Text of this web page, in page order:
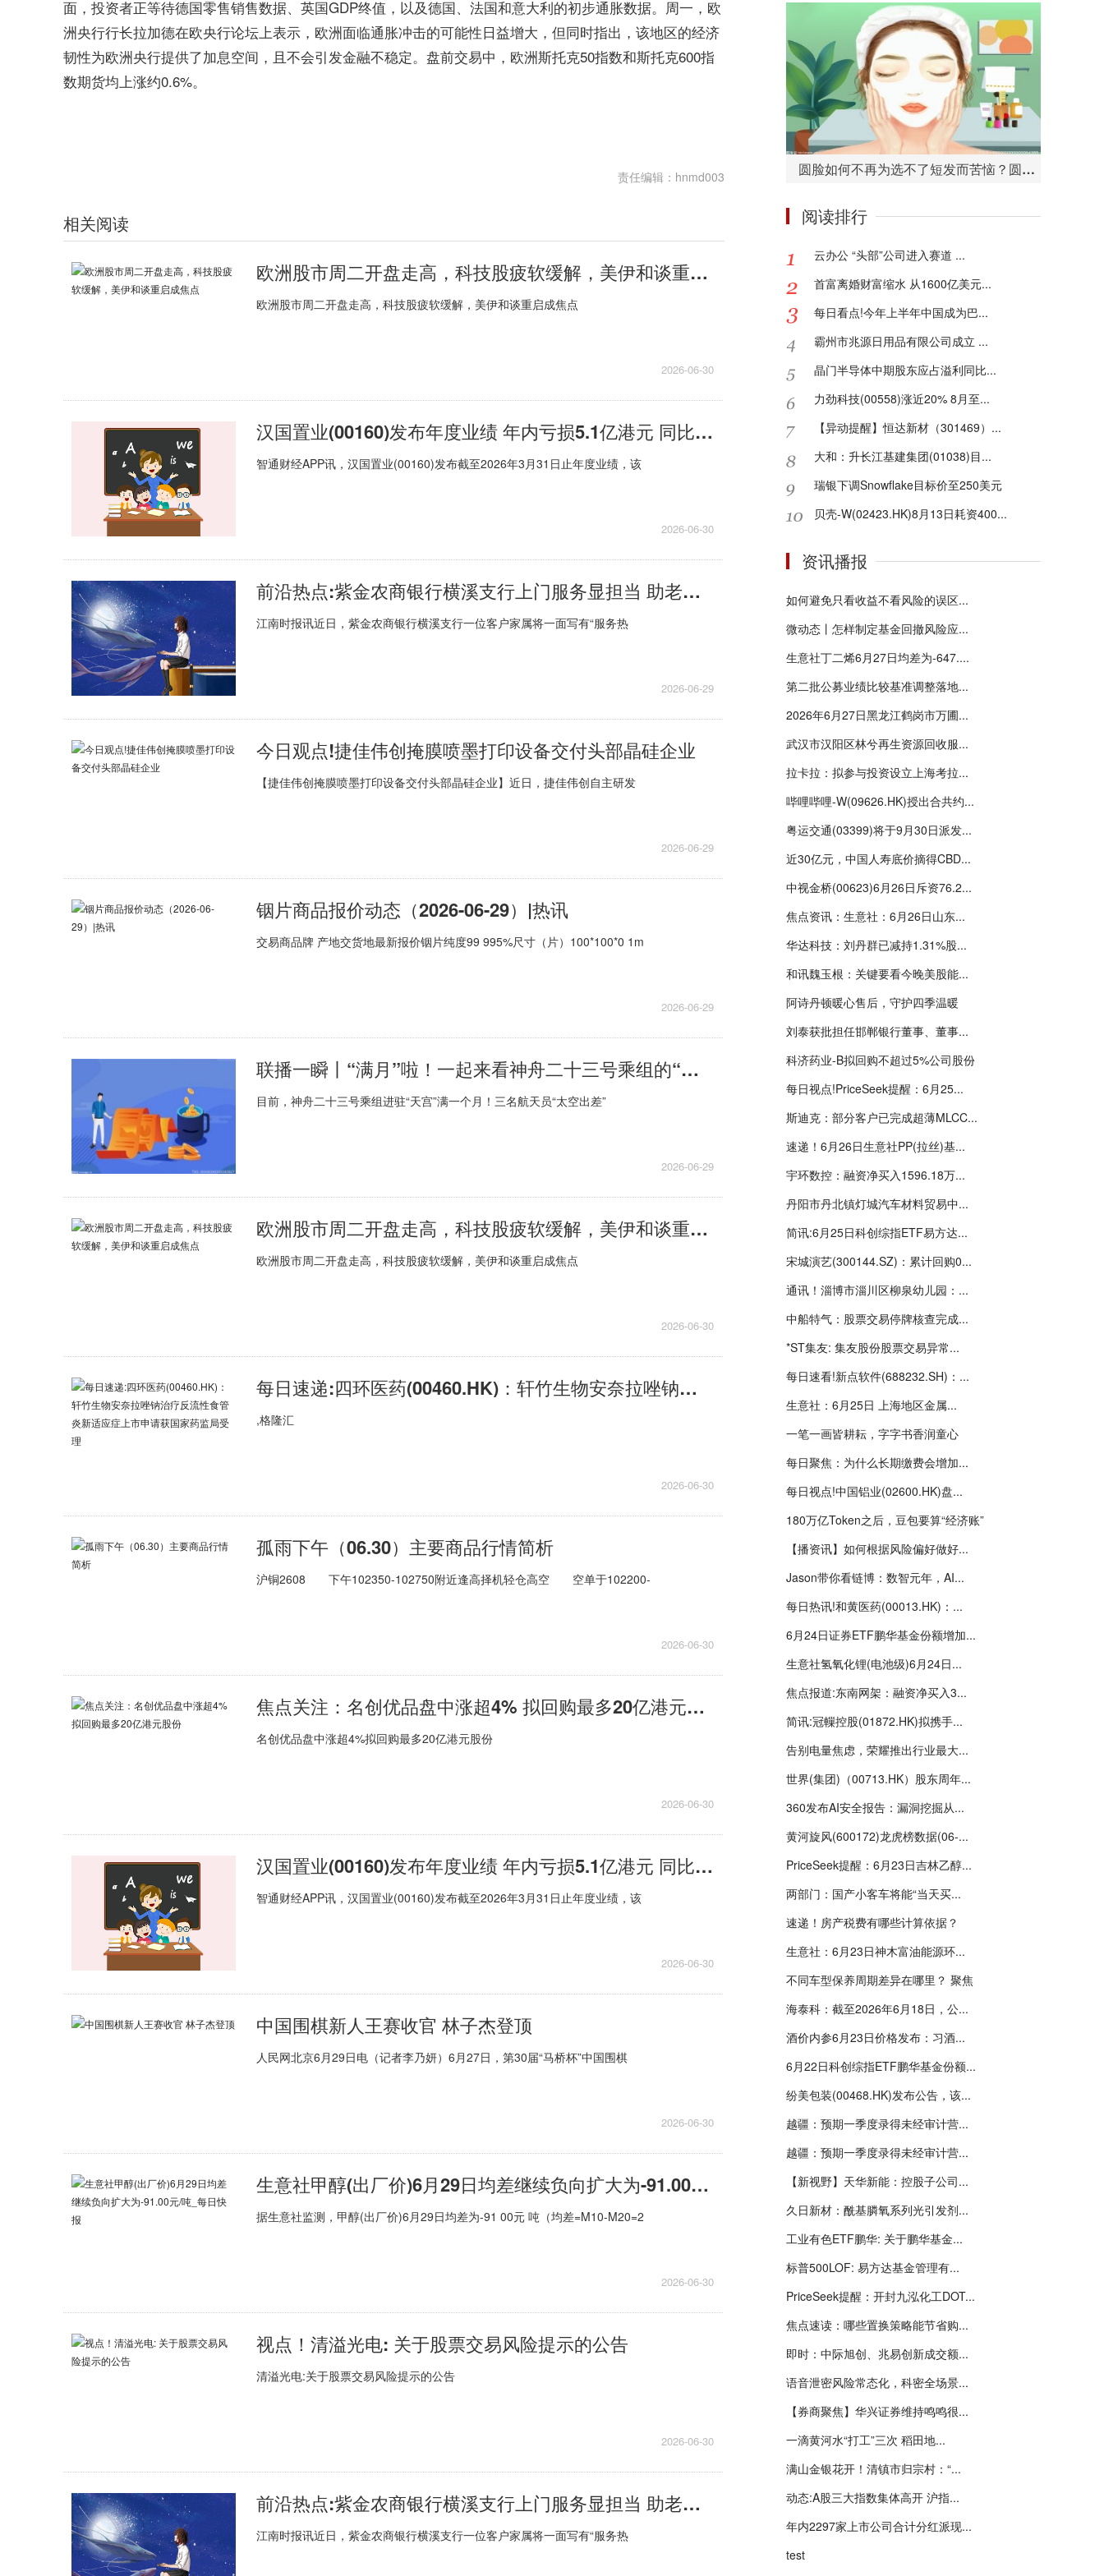
面，投资者正等待德国零售销售数据、英国GDP终值，以及德国、法国和意大利的初步通胀数据。周一，欧
洲央行行长拉加德在欧央行论坛上表示，欧洲面临通胀冲击的可能性日益增大，但同时指出，该地区的经济
韧性为欧洲央行提供了加息空间，且不会引发金融不稳定。盘前交易中，欧洲斯托克50指数和斯托克600指
数期货均上涨约0.6%。
责任编辑：hnmd003
相关阅读
欧洲股市周二开盘走高，科技股疲软缓解，美伊和谈重启成焦点
欧洲股市周二开盘走高，科技股疲软缓解，美伊和谈重启成焦点
2026-06-30
汉国置业(00160)发布年度业绩 年内亏损5.1亿港元 同比收窄16.34%
智通财经APP讯，汉国置业(00160)发布截至2026年3月31日止年度业绩，该
2026-06-30
前沿热点:紫金农商银行横溪支行上门服务显担当 助老便民获锦旗
江南时报讯近日，紫金农商银行横溪支行一位客户家属将一面写有“服务热
2026-06-29
今日观点!捷佳伟创掩膜喷墨打印设备交付头部晶硅企业
【捷佳伟创掩膜喷墨打印设备交付头部晶硅企业】近日，捷佳伟创自主研发
2026-06-29
铟片商品报价动态（2026-06-29）|热讯
交易商品牌 产地交货地最新报价铟片纯度99 995%尺寸（片）100*100*0 1m
2026-06-29
联播一瞬丨“满月”啦！一起来看神舟二十三号乘组的“天宫Vlog”
目前，神舟二十三号乘组进驻“天宫”满一个月！三名航天员“太空出差”
2026-06-29
欧洲股市周二开盘走高，科技股疲软缓解，美伊和谈重启成焦点
欧洲股市周二开盘走高，科技股疲软缓解，美伊和谈重启成焦点
2026-06-30
每日速递:四环医药(00460.HK)：轩竹生物安奈拉唑钠治疗反流性食管炎新适应症上市申请获国家药监局受理
,格隆汇
2026-06-30
孤雨下午（06.30）主要商品行情简析
沪铜2608 下午102350-102750附近逢高择机轻仓高空 空单于102200-
2026-06-30
焦点关注：名创优品盘中涨超4% 拟回购最多20亿港元股份
名创优品盘中涨超4%拟回购最多20亿港元股份
2026-06-30
汉国置业(00160)发布年度业绩 年内亏损5.1亿港元 同比收窄16.34%
智通财经APP讯，汉国置业(00160)发布截至2026年3月31日止年度业绩，该
2026-06-30
中国围棋新人王赛收官 林子杰登顶
人民网北京6月29日电（记者李乃妍）6月27日，第30届“马桥杯”中国围棋
2026-06-30
生意社甲醇(出厂价)6月29日均差继续负向扩大为-91.00元/吨_每日快报
据生意社监测，甲醇(出厂价)6月29日均差为-91 00元 吨（均差=M10-M20=2
2026-06-30
视点！清溢光电: 关于股票交易风险提示的公告
清溢光电:关于股票交易风险提示的公告
2026-06-30
前沿热点:紫金农商银行横溪支行上门服务显担当 助老便民获锦旗
江南时报讯近日，紫金农商银行横溪支行一位客户家属将一面写有“服务热
圆脸如何不再为选不了短发而苦恼？圆脸适合的短发造型有哪些？
阅读排行
云办公 “头部”公司进入赛道 ...
首富离婚财富缩水 从1600亿美元...
每日看点!今年上半年中国成为巴...
霸州市兆源日用品有限公司成立 ...
晶门半导体中期股东应占溢利同比...
力劲科技(00558)涨近20% 8月至...
【异动提醒】恒达新材（301469）...
大和：升长江基建集团(01038)目...
瑞银下调Snowflake目标价至250美元
贝壳-W(02423.HK)8月13日耗资400...
资讯播报
如何避免只看收益不看风险的误区...
微动态丨怎样制定基金回撤风险应...
生意社丁二烯6月27日均差为-647....
第二批公募业绩比较基准调整落地...
2026年6月27日黑龙江鹤岗市万圃...
武汉市汉阳区林兮再生资源回收服...
拉卡拉：拟参与投资设立上海考拉...
哔哩哔哩-W(09626.HK)授出合共约...
粤运交通(03399)将于9月30日派发...
近30亿元，中国人寿底价摘得CBD...
中视金桥(00623)6月26日斥资76.2...
焦点资讯：生意社：6月26日山东...
华达科技：刘丹群已减持1.31%股...
和讯魏玉根：关键要看今晚美股能...
阿诗丹顿暖心售后，守护四季温暖
刘泰获批担任邯郸银行董事、董事...
科济药业-B拟回购不超过5%公司股份
每日视点!PriceSeek提醒：6月25...
斯迪克：部分客户已完成超薄MLCC...
速递！6月26日生意社PP(拉丝)基...
宇环数控：融资净买入1596.18万...
丹阳市丹北镇灯城汽车材料贸易中...
简讯:6月25日科创综指ETF易方达...
宋城演艺(300144.SZ)：累计回购0...
通讯！淄博市淄川区柳泉幼儿园：...
中船特气：股票交易停牌核查完成...
*ST集友: 集友股份股票交易异常...
每日速看!新点软件(688232.SH)：...
生意社：6月25日 上海地区金属...
一笔一画皆耕耘，字字书香润童心
每日聚焦：为什么长期缴费会增加...
每日视点!中国铝业(02600.HK)盘...
180万亿Token之后，豆包要算“经济账”
【播资讯】如何根据风险偏好做好...
Jason带你看链博：数智元年，AI...
每日热讯!和黄医药(00013.HK)：...
6月24日证券ETF鹏华基金份额增加...
生意社氢氧化锂(电池级)6月24日...
焦点报道:东南网架：融资净买入3...
简讯:冠轈控股(01872.HK)拟携手...
告别电量焦虑，荣耀推出行业最大...
世界(集团)（00713.HK）股东周年...
360发布AI安全报告：漏洞挖掘从...
黄河旋风(600172)龙虎榜数据(06-...
PriceSeek提醒：6月23日吉林乙醇...
两部门：国产小客车将能“当天买...
速递！房产税费有哪些计算依据？
生意社：6月23日神木富油能源环...
不同车型保养周期差异在哪里？ 聚焦
海泰科：截至2026年6月18日，公...
酒价内参6月23日价格发布：习酒...
6月22日科创综指ETF鹏华基金份额...
纷美包装(00468.HK)发布公告，该...
越疆：预期一季度录得未经审计营...
越疆：预期一季度录得未经审计营...
【新视野】天华新能：控股子公司...
久日新材：酰基膦氧系列光引发剂...
工业有色ETF鹏华: 关于鹏华基金...
标普500LOF: 易方达基金管理有...
PriceSeek提醒：开封九泓化工DOT...
焦点速读：哪些置换策略能节省购...
即时：中际旭创、兆易创新成交额...
语音泄密风险常态化，科密全场景...
【券商聚焦】华兴证券维持鸣鸣很...
一滴黄河水“打工”三次 稻田地...
满山金银花开！清镇市归宗村：“...
动态:A股三大指数集体高开 沪指...
年内2297家上市公司合计分红派现...
test